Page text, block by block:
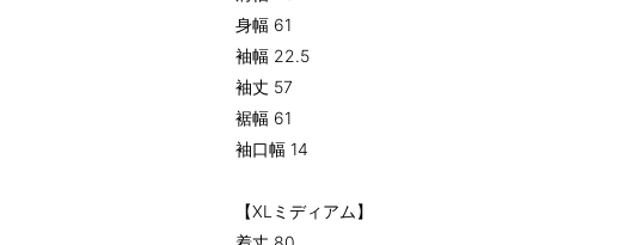
身幅 61
袖幅 22.5
袖丈 57
裾幅 61
袖口幅 14
【XLミディアム】